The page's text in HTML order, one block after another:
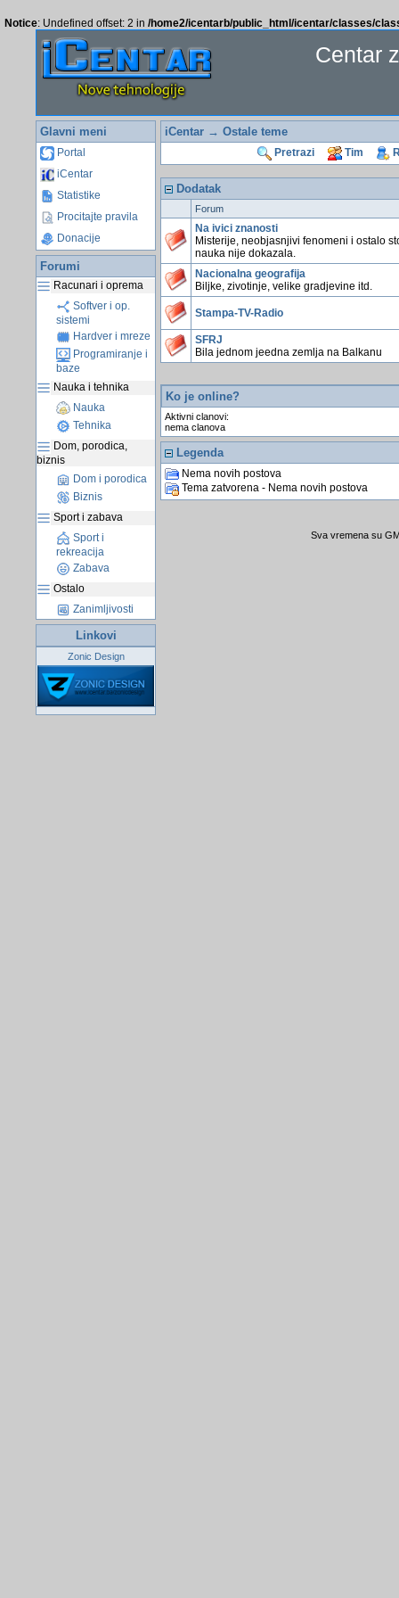
Notice: Undefined offset: 2 in /home2/icentarb/public_html/icentar/classes/
Centar
Glavni meni
Portal
iCentar
Statistike
Procitajte pravila
Donacije
Forumi
Racunari i oprema
Softver i op.
sistemi
Hardver i mreze
Programiranje i
baze
Nauka i tehnika
Nauka
Tehnika
Dom, porodica,
biznis
Dom i porodica
Biznis
Sport i zabava
Sport i
rekreacija
Zabava
Ostalo
Zanimljivosti
Linkovi
Zonic Design
iCentar→ Ostale teme
Pretrazi Tim
Dodatak
Forum
Na ivici znanosti
Misterije, neobjasnjivi fenomeni i ostalo
nauka nije dokazala.
Nacionalna geografija
Biljke, zivotinje, velike gradjevine itd.
Stampa-TV-Radio
SFRJ
Bila jednom jeedna zemlja na Balkanu
Ko je online?
Aktivni clanovi:
nema clanova
Legenda
Nema novih postova
Tema zatvorena - Nema novih postova
Sva vremena su